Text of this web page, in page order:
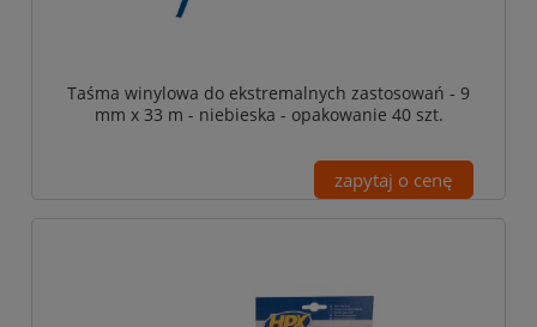
Taśma winylowa do ekstremalnych zastosowań - 9
mm x 33 m - niebieska - opakowanie 40 szt.
zapytaj o cenę